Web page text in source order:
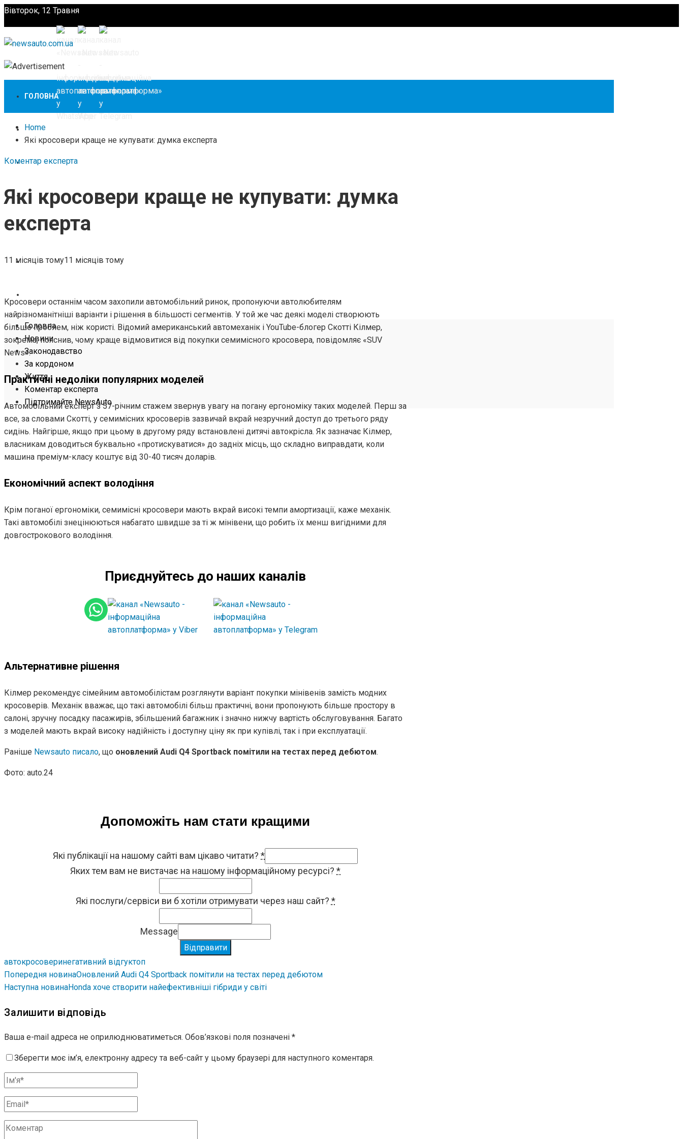
Вівторок, 12 Травня
ГОЛОВНА
НОВИНИ
ЗАКОНОДАВСТВО
ЗА КОРДОНОМ
ЖИТТЯ
КОМЕНТАР ЕКСПЕРТА
Головна
Новини
Законодавство
За кордоном
Життя
Коментар експерта
Підтримайте NewsAuto
Home
Які кросовери краще не купувати: думка експерта
Коментар експерта
Які кросовери краще не купувати: думка
експерта
11 місяців тому11 місяців тому
Кросовери останнім часом захопили автомобільний ринок, пропонуючи автолюбителям
найрізноманітніші варіанти і рішення в більшості сегментів. У той же час деякі моделі створюють
більше проблем, ніж користі. Відомий американський автомеханік і YouTube-блогер Скотті Кілмер,
зокрема, пояснив, чому краще відмовитися від покупки семимісного кросовера, повідомляє «SUV
News».
Практичні недоліки популярних моделей
Автомобільний експерт з 57-річним стажем звернув увагу на погану ергономіку таких моделей. Перш за
все, за словами Скотті, у семимісних кросоверів зазвичай вкрай незручний доступ до третього ряду
сидінь. Найгірше, якщо при цьому в другому ряду встановлені дитячі автокрісла. Як зазначає Кілмер,
власникам доводиться буквально «протискуватися» до задніх місць, що складно виправдати, коли
машина преміум-класу коштує від 30-40 тисяч доларів.
Економічний аспект володіння
Крім поганої ергономіки, семимісні кросовери мають вкрай високі темпи амортизації, каже механік.
Такі автомобілі знецінюються набагато швидше за ті ж мінівени, що робить їх менш вигідними для
довгострокового володіння.
Приєднуйтесь до наших каналів
Альтернативне рішення
Кілмер рекомендує сімейним автомобілістам розглянути варіант покупки мінівенів замість модних
кросоверів. Механік вважає, що такі автомобілі більш практичні, вони пропонують більше простору в
салоні, зручну посадку пасажирів, збільшений багажник і значно нижчу вартість обслуговування. Багато
з моделей мають вкрай високу надійність і доступну ціну як при купівлі, так і при експлуатації.
Раніше Newsauto писало, що оновлений Audi Q4 Sportback помітили на тестах перед дебютом.
Фото: auto.24
Допоможіть нам стати кращими
Які публікації на нашому сайті вам цікаво читати? *
Яких тем вам не вистачає на нашому інформаційному ресурсі? *
Які послуги/сервіси ви б хотіли отримувати через наш сайт? *
Message
Відправити
автокросоверинегативний відгуктоп
Попередня новинаОновлений Audi Q4 Sportback помітили на тестах перед дебютом
Наступна новинаHonda хоче створити найефективніші гібриди у світі
Залишити відповідь
Ваша e-mail адреса не оприлюднюватиметься. Обов’язкові поля позначені *
Зберегти моє ім’я, електронну адресу та веб-сайт у цьому браузері для наступного коментаря.